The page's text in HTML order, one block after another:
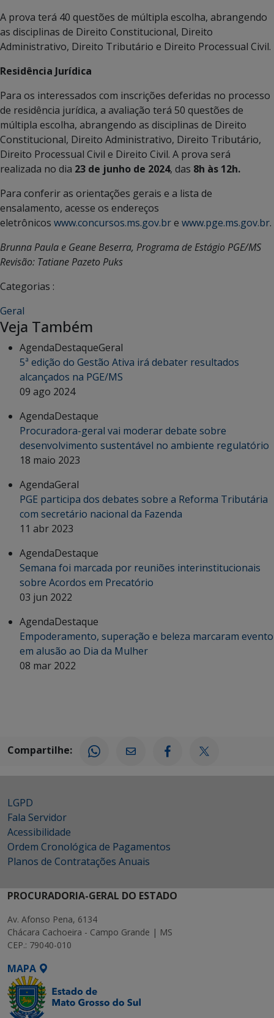
A prova terá 40 questões de múltipla escolha, abrangendo
as disciplinas de Direito Constitucional, Direito
Administrativo, Direito Tributário e Direito Processual Civil.
Residência Jurídica
Para os interessados com inscrições deferidas no processo
de residência jurídica, a avaliação terá 50 questões de
múltipla escolha, abrangendo as disciplinas de Direito
Constitucional, Direito Administrativo, Direito Tributário,
Direito Processual Civil e Direito Civil. A prova será
realizada no dia 23 de junho de 2024, das 8h às 12h.
Para conferir as orientações gerais e a lista de
ensalamento, acesse os endereços
eletrônicos www.concursos.ms.gov.bre www.pge.ms.gov.br.
Brunna Paula e Geane Beserra, Programa de Estágio PGE/MS
Revisão: Tatiane Pazeto Puks
Categorias :
Geral
Veja Também
AgendaDestaqueGeral
5ª edição do Gestão Ativa irá debater resultados
alcançados na PGE/MS
09 ago 2024
AgendaDestaque
Procuradora-geral vai moderar debate sobre
desenvolvimento sustentável no ambiente regulatório
18 maio 2023
AgendaGeral
PGE participa dos debates sobre a Reforma Tributária
com secretário nacional da Fazenda
11 abr 2023
AgendaDestaque
Semana foi marcada por reuniões interinstitucionais
sobre Acordos em Precatório
03 jun 2022
AgendaDestaque
Empoderamento, superação e beleza marcaram evento
em alusão ao Dia da Mulher
08 mar 2022
Compartilhe:
LGPD
Fala Servidor
Acessibilidade
Ordem Cronológica de Pagamentos
Planos de Contratações Anuais
PROCURADORIA-GERAL DO ESTADO
Av. Afonso Pena, 6134
Chácara Cachoeira - Campo Grande | MS
CEP.: 79040-010
MAPA